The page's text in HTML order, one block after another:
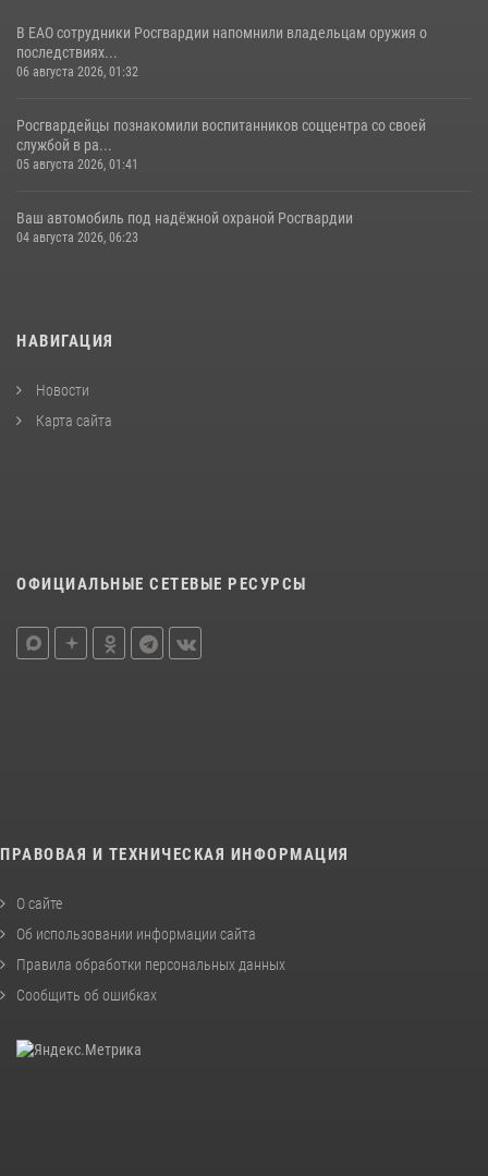
В ЕАО сотрудники Росгвардии напомнили владельцам оружия о
последствиях...
06 августа 2026, 01:32
Росгвардейцы познакомили воспитанников соццентра со своей
службой в ра...
05 августа 2026, 01:41
Ваш автомобиль под надёжной охраной Росгвардии
04 августа 2026, 06:23
НАВИГАЦИЯ
Новости
Карта сайта
ОФИЦИАЛЬНЫЕ СЕТЕВЫЕ РЕСУРСЫ
ПРАВОВАЯ И ТЕХНИЧЕСКАЯ ИНФОРМАЦИЯ
О сайте
Об использовании информации сайта
Правила обработки персональных данных
Сообщить об ошибках